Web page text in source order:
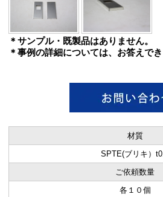
＊サンプル・既製品はありません。
＊事例の詳細については、お答えでき
材質
SPTE(ブリキ）
ご依頼数量
各１０個